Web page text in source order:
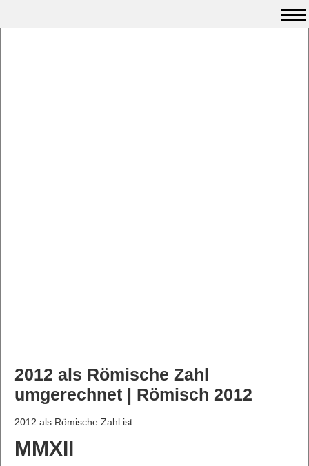
2012 als Römische Zahl
umgerechnet | Römisch 2012
2012 als Römische Zahl ist:
MMXII